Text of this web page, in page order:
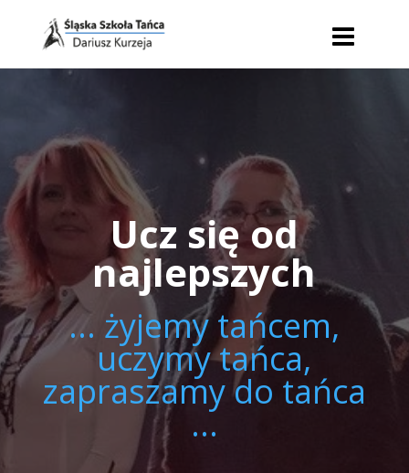
Ucz się od
najlepszych
... żyjemy tańcem,
uczymy tańca,
zapraszamy do tańca
...